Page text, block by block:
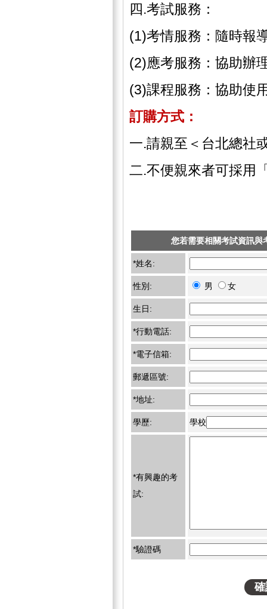
四.考試服務：
(1)考情服務：隨時報
(2)應考服務：協助辦
(3)課程服務：協助使
訂購方式：
一.請親至＜台北總社
二.不便親來者可採用
您若需要相關考試資訊與
*姓名:
性別: 男 女
生日:
*行動電話:
*電子信箱:
郵遞區號:
*地址:
學歷: 學校
*有興趣的考
試:
*驗證碼